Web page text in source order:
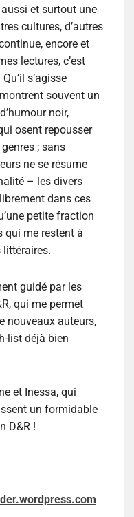
et surtout une
cultures, d’autres
encore et
lectures, c’est
s’agisse
souvent un
noir,
osent repousser
; sans
ne se résume
– les divers
dans ces
petite fraction
qui me restent à
littéraires.
guidé par les
qui me permet
nouveaux auteurs,
list déjà bien
et Inessa, qui
un formidable
D&R !